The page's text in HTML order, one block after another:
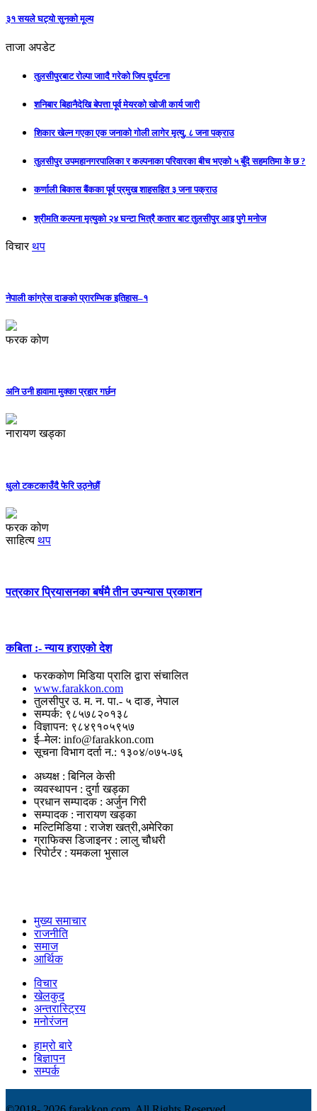
३१ सयले घट्यो सुनको मूल्य
ताजा अपडेट
तुलसीपुरबाट रोल्पा जाादै गरेको जिप दुर्घटना
शनिबार बिहानैदेखि बेपत्ता पूर्व मेयरको खोजी कार्य जारी
शिकार खेल्न गएका एक जनाको गोली लागेर मृत्यु, ८ जना पक्राउ
तुलसीपुर उपमहानगरपालिका र कल्पनाका परिवारका बीच भएको ५ बुँदे सहमतिमा के छ ?
कर्णाली बिकास बैंकका पूर्व प्रमुख शाहसहित ३ जना पक्राउ
श्रीमति कल्पना मृत्युको २४ घन्टा भित्रै कतार बाट तुलसीपुर आइ पुगे मनोज
विचार थप
नेपाली कांग्रेस दाङको प्रारम्भिक इतिहास–१
फरक कोण
अनि उनी हावामा मुक्का प्रहार गर्छन
नारायण खड्का
धुलो टकटकाउँदै फेरि उठ्नेछौं
फरक कोण
साहित्य थप
पत्रकार प्रियासनका बर्षमै तीन उपन्यास प्रकाशन
कबिता :- न्याय हराएको देश
फरककोण मिडिया प्रालि द्वारा संचालित
www.farakkon.com
तुलसीपुर उ. म. न. पा.- ५ दाङ, नेपाल
सम्पर्क: ९८५७८२०१३८
विज्ञापन: ९८४९१०५९५७
ई–मेल: info@farakkon.com
सूचना विभाग दर्ता न.: १३०४/०७५-७६
अध्यक्ष : बिनिल केसी
व्यवस्थापन : दुर्गा खड्का
प्रधान सम्पादक : अर्जुन गिरी
सम्पादक : नारायण खड्का
मल्टिमिडिया : राजेश खत्री,अमेरिका
ग्राफिक्स डिजाइनर : लालु चौधरी
रिपोर्टर : यमकला भुसाल
मुख्य समाचार
राजनीति
समाज
आर्थिक
विचार
खेलकुद
अन्तरास्ट्रिय
मनोरंजन
हाम्रो बारे
बिज्ञापन
सम्पर्क